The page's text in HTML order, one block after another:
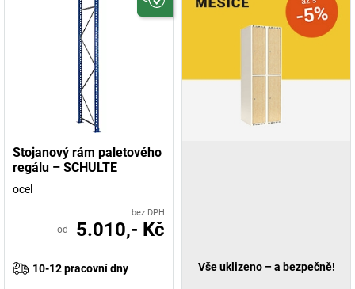
Stojanový rám paletového
regálu – SCHULTE
ocel
bez DPH
od 5.010,- Kč
10-12 pracovní dny Vše uklizeno – a bezpečně!